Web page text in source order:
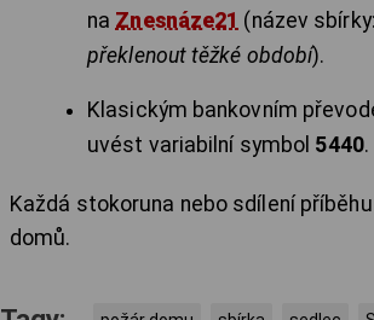
na Znesnáze21 (název sbírky:
překlenout těžké období).
Klasickým bankovním
uvést variabilní symbol 5440.
Každá stokoruna nebo sdílení
domů.